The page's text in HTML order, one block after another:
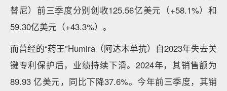
替尼）前三季度分别创收125.56亿美元（+58.1%）和
59.30亿美元（+43.3%）。
而曾经的“药王”Humira（阿达木单抗）自2023年失去关
键专利保护后，业绩持续下滑。2024年，其销售额为
89.93 亿美元，同比下降37.6%。今年前三季度，其销